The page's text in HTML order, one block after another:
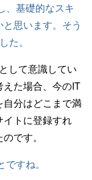
基礎的なスキ
思います。そう
た。
して意識してい
えた場合、今のIT
分はどこまで満
トに登録すれ
です。
すね。